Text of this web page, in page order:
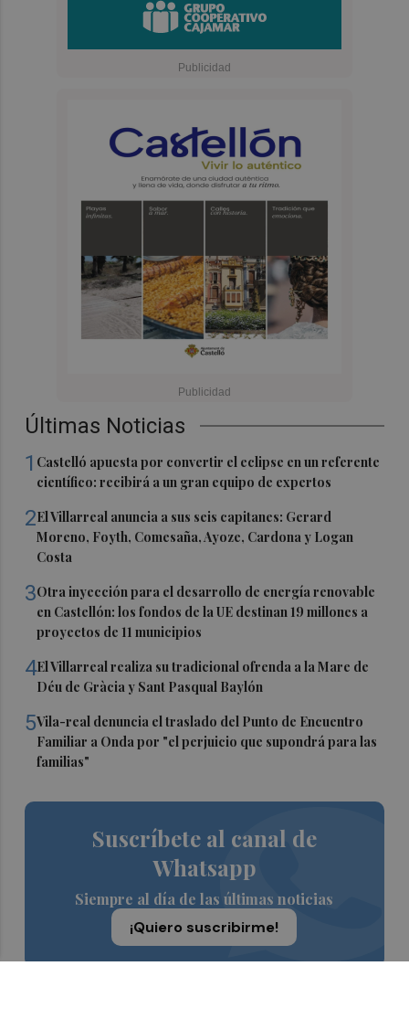
Últimas Noticias
1 Castelló apuesta por convertir el eclipse en un referente
científico: recibirá a un gran equipo de expertos
2El Villarreal anuncia a sus seis capitanes: Gerard
Moreno, Foyth, Comesaña, Ayoze, Cardona y Logan
Costa
3Otra inyección para el desarrollo de energía renovable
en Castellón: los fondos de la UE destinan 19 millones a
proyectos de 11 municipios
4El Villarreal realiza su tradicional ofrenda a la Mare de
Déu de Gràcia y Sant Pasqual Baylón
5Vila-real denuncia el traslado del Punto de Encuentro
Familiar a Onda por "el perjuicio que supondrá para las
familias"
Suscríbete al canal de
Whatsapp
Siempre al día de las últimas noticias
¡Quiero suscribirme!